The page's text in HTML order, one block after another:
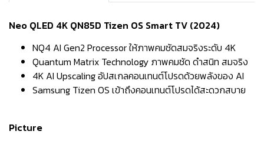
Neo QLED 4K QN85D Tizen OS Smart TV (2024)
NQ4 AI Gen2 Processor ให้ภาพคมชัดสมจริงระดับ 4K
Quantum Matrix Technology ภาพคมชัด ดำสนิท สมจริง
4K AI Upscaling อัปสเกลคอนเทนต์โปรดด้วยพลังของ AI
Samsung Tizen OS เข้าถึงคอนเทนต์โปรดได้สะดวกสบาย
Picture